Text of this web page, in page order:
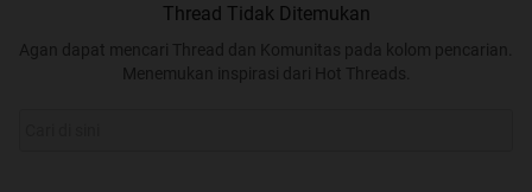
Thread Tidak Ditemukan
Agan dapat mencari Thread dan Komunitas pada kolom pencarian.
Menemukan inspirasi dari Hot Threads.